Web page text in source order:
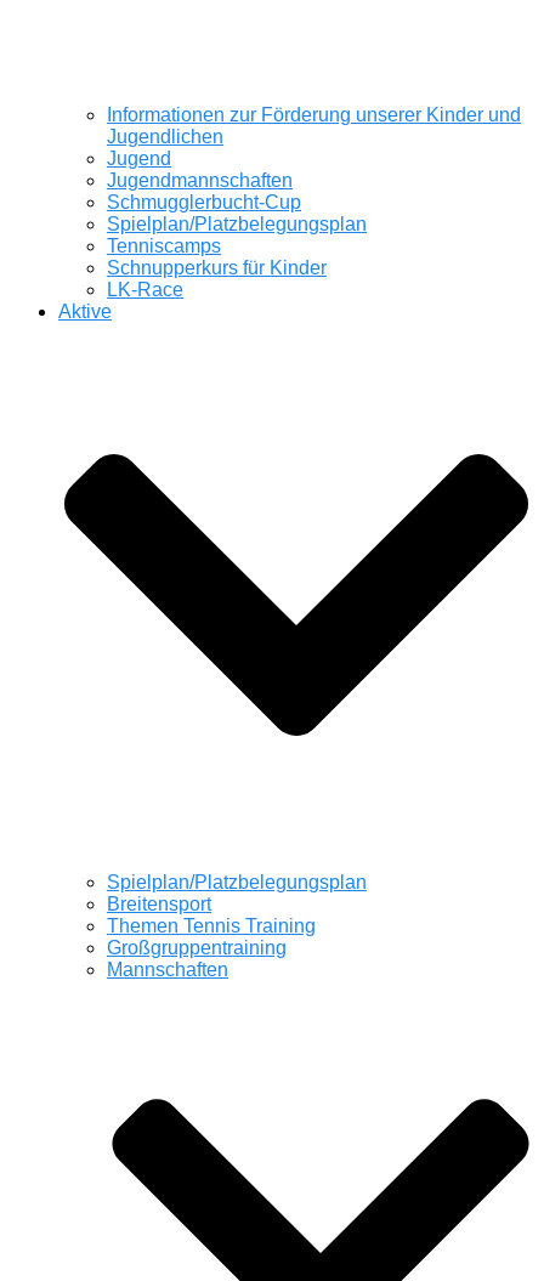
Informationen zur Förderung unserer Kinder und
Jugendlichen
Jugend
Jugendmannschaften
Schmugglerbucht-Cup
Spielplan/Platzbelegungsplan
Tenniscamps
Schnupperkurs für Kinder
LK-Race
Aktive
Spielplan/Platzbelegungsplan
Breitensport
Themen Tennis Training
Großgruppentraining
Mannschaften